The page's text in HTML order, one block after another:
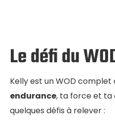
Le défi du
Kelly est un WOD
endurance, ta force et ta
quelques défis à relever :